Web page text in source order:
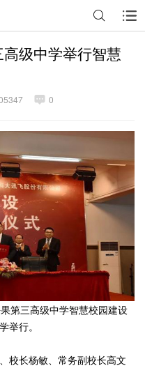
广告
级中学举行智慧
0
第三高级中学智慧校园建设
举行。
校长杨敏、常务副校长高文